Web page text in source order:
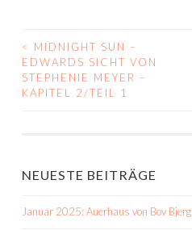
BEITRAGS-
NAVIGATION
<
MIDNIGHT SUN –
EDWARDS SICHT VON
STEPHENIE MEYER –
KAPITEL 2/TEIL 1
NEUESTE BEITRÄGE
Januar 2025: Auerhaus von Bov Bjerg